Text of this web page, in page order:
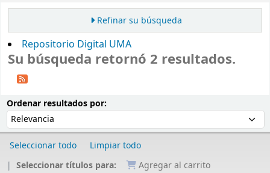
Refinar su búsqueda
Repositorio Digital UMA
Su búsqueda retornó 2 resultados.
Ordenar resultados por:
Seleccionar todo
Limpiar todo
Seleccionar títulos para:
Agregar al carrito